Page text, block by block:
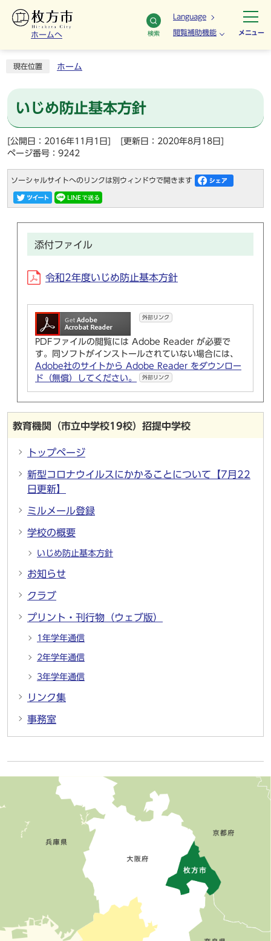
ホームへ 検索
Language
閲覧補助機能 メニュー
現在位置 ホーム
いじめ防止基本方針
[公開日：2016年11月1日]
[更新日：2020年8月18日]
ページ番号：9242
ソーシャルサイトへのリンクは別ウィンドウで開きます
添付ファイル
令和2年度いじめ防止基本方針
外部リンク
PDFファイルの閲覧には Adobe Reader が必要で
す。同ソフトがインストールされていない場合には、
Adobe社のサイトから Adobe Reader をダウンロー
ド（無償）してください。
外部リンク
教育機関（市立中学校19校）招提中学校
トップページ
新型コロナウイルスにかかることについて【7月22
日更新】
ミルメール登録
学校の概要
いじめ防止基本方針
お知らせ
クラブ
プリント・刊行物（ウェブ版）
1年学年通信
2年学年通信
3年学年通信
リンク集
事務室